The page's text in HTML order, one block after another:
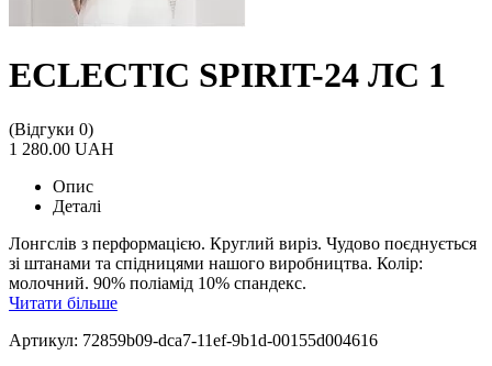
ECLECTIC SPIRIT-24 ЛС 1
(Відгуки 0)
1 280.00 UAH
Опис
Деталі
Лонгслів з перформацією. Круглий виріз. Чудово поєднується
зі штанами та спідницями нашого виробництва. Колір:
молочний. 90% поліамід 10% спандекс.
Читати більше
Артикул: 72859b09-dca7-11ef-9b1d-00155d004616